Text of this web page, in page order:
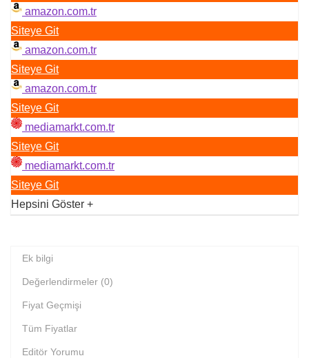
amazon.com.tr
Siteye Git
amazon.com.tr
Siteye Git
amazon.com.tr
Siteye Git
mediamarkt.com.tr
Siteye Git
mediamarkt.com.tr
Siteye Git
Hepsini Göster +
Ek bilgi
Değerlendirmeler (0)
Fiyat Geçmişi
Tüm Fiyatlar
Editör Yorumu